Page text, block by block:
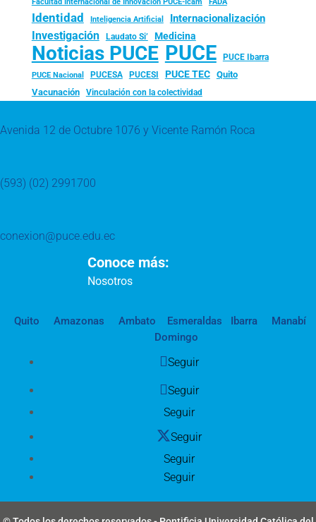
Identidad Inteligencia Artificial Internacionalización
Investigación Laudato Si’ Medicina
Noticias PUCE PUCE PUCE Ibarra
PUCE Nacional PUCESA PUCESI PUCE TEC
Quito
Vacunación
Vinculación con la colectividad
Avenida 12 de Octubre 1076 y Vicente Ramón Roca
(593) (02) 2991700
conexion@puce.edu.ec
Conoce más:
Nosotros
Quito Amazonas Ambato Esmeraldas Ibarra
Manabí
Domingo
Seguir
Seguir
Seguir
Seguir
Seguir
Seguir